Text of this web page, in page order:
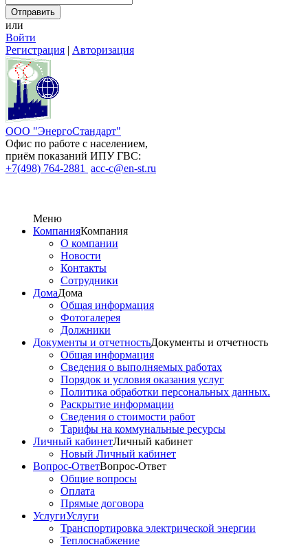
или
Войти
Регистрация | Авторизация
ООО "ЭнергоСтандарт"
Офис по работе с населением,
приём показаний ИПУ ГВС:
+7(498) 764-2881
acc-c@en-st.ru
Меню
КомпанияКомпания
О компании
Новости
Контакты
Сотрудники
ДомаДома
Общая информация
Фотогалерея
Должники
Документы и отчетностьДокументы и отчетность
Общая информация
Сведения о выполняемых работах
Порядок и условия оказания услуг
Политика обработки персональных данных.
Раскрытие информации
Сведения о стоимости работ
Тарифы на коммунальные ресурсы
Личный кабинетЛичный кабинет
Новый Личный кабинет
Вопрос-ОтветВопрос-Ответ
Общие вопросы
Оплата
Прямые договора
УслугиУслуги
Транспортировка электрической энергии
Теплоснабжение